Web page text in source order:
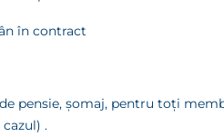
în contract
pensie, şomaj, pentru toţi
.